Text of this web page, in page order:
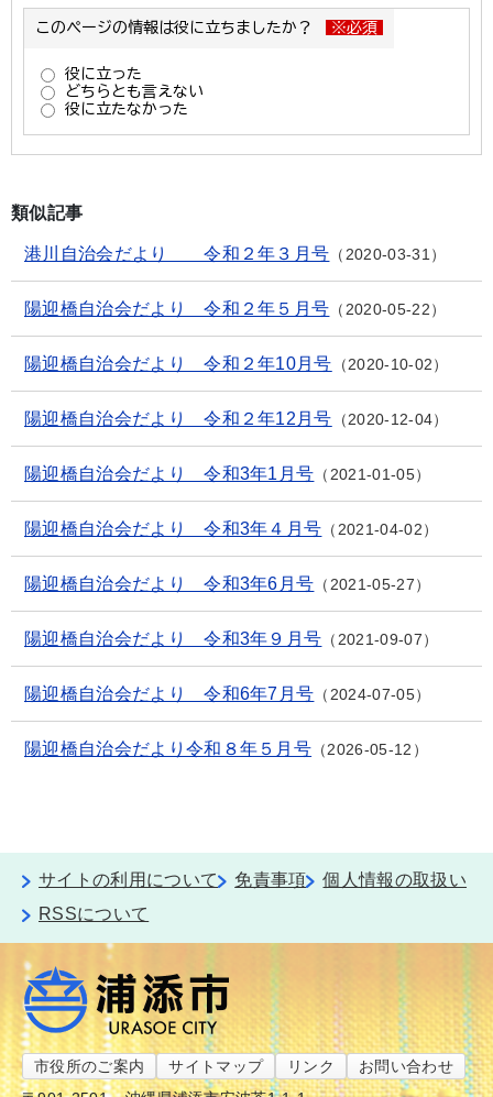
類似記事
港川自治会だより 令和２年３月号 2020-03-31
陽迎橋自治会だより 令和２年５月号 2020-05-22
陽迎橋自治会だより 令和２年10月号 2020-10-02
陽迎橋自治会だより 令和２年12月号 2020-12-04
陽迎橋自治会だより 令和3年1月号 2021-01-05
陽迎橋自治会だより 令和3年４月号 2021-04-02
陽迎橋自治会だより 令和3年6月号 2021-05-27
陽迎橋自治会だより 令和3年９月号 2021-09-07
陽迎橋自治会だより 令和6年7月号 2024-07-05
陽迎橋自治会だより令和８年５月号 2026-05-12
サイトの利用について 免責事項
個人情報の取扱い
RSSについて
市役所のご案内 サイトマップ リンク
お問い合わせ